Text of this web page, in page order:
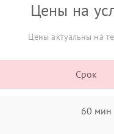
Цены на
Цены актуальны на
Срок
60 мин